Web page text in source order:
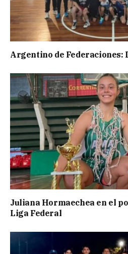
Argentino de Federaciones:
Juliana Hormaechea en el
Liga Federal